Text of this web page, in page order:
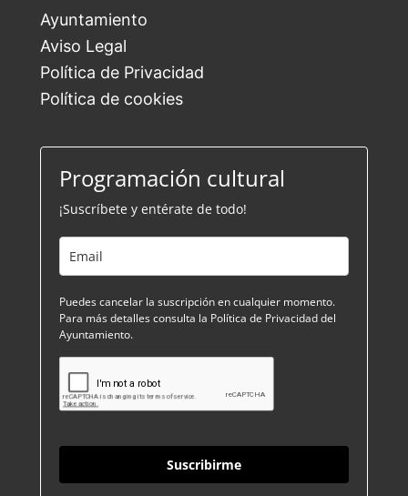
Ayuntamiento
Aviso Legal
Política de Privacidad
Política de cookies
Programación cultural
¡Suscríbete y entérate de todo!
Puedes cancelar la suscripción en cualquier momento.
Para más detalles consulta la Política de Privacidad del
Ayuntamiento.
Suscribirme